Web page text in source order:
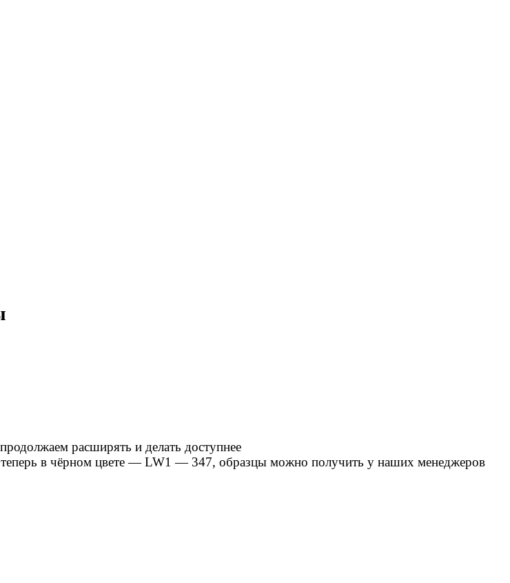
расширять и делать доступнее
в чёрном цвете — LW1 — 347, образцы можно получить у наших менеджеров